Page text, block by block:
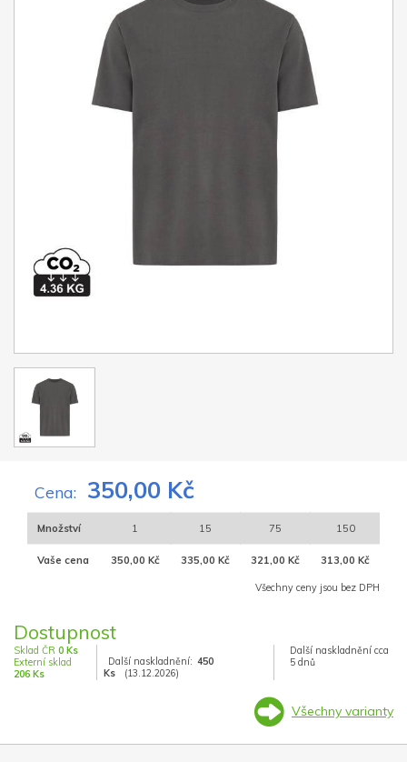
Cena: 350,00 Kč
Množství 1 15 75 150
Vaše cena 350,00 Kč 335,00 Kč 321,00 Kč 313,00 Kč
Všechny ceny jsou bez DPH
Dostupnost
Sklad ČR 0 Ks
Externí sklad
206 Ks
Další naskladnění: 450
Ks
(13.12.2026)
Další naskladnění cca
5 dnů
Všechny varianty